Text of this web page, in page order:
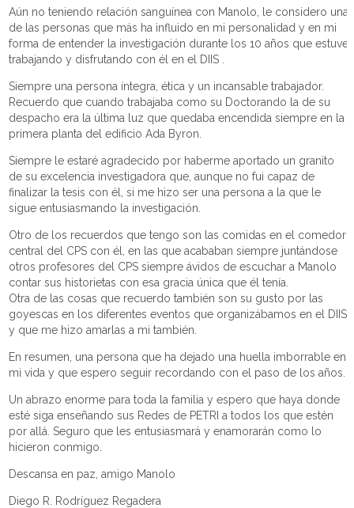
Aún no teniendo relación sanguínea con Manolo, le considero una
de las personas que más ha influido en mi personalidad y en mi
forma de entender la investigación durante los 10 años que estuve
trabajando y disfrutando con él en el DIIS .
Siempre una persona íntegra, ética y un incansable trabajador.
Recuerdo que cuando trabajaba como su Doctorando la de su
despacho era la última luz que quedaba encendida siempre en la
primera planta del edificio Ada Byron.
Siempre le estaré agradecido por haberme aportado un granito
de su excelencia investigadora que, aunque no fui capaz de
finalizar la tesis con él, si me hizo ser una persona a la que le
sigue entusiasmando la investigación.
Otro de los recuerdos que tengo son las comidas en el comedor
central del CPS con él, en las que acababan siempre juntándose
otros profesores del CPS siempre ávidos de escuchar a Manolo
contar sus historietas con esa gracia única que él tenía.
Otra de las cosas que recuerdo también son su gusto por las
goyescas en los diferentes eventos que organizábamos en el DIIS
y que me hizo amarlas a mi también.
En resumen, una persona que ha dejado una huella imborrable en
mi vida y que espero seguir recordando con el paso de los años.
Un abrazo enorme para toda la familia y espero que haya donde
esté siga enseñando sus Redes de PETRI a todos los que estén
por allá. Seguro que les entusiasmará y enamorarán como lo
hicieron conmigo.
Descansa en paz, amigo Manolo
Diego R. Rodríguez Regadera